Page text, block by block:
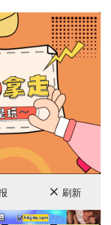
刷新